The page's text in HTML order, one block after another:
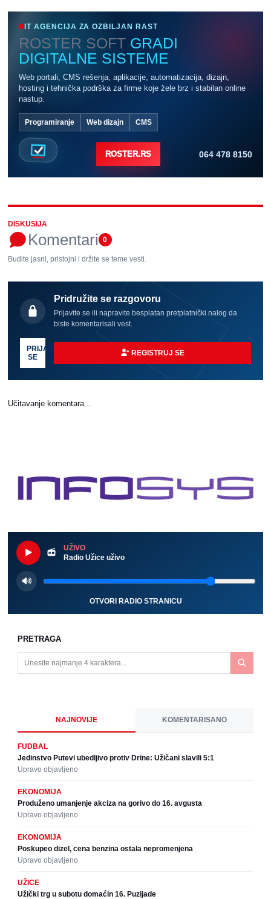
IT AGENCIJA ZA OZBILJAN RAST
ROSTER SOFT GRADI
DIGITALNE SISTEME
Web portali, CMS rešenja, aplikacije, automatizacija, dizajn,
hosting i tehnička podrška za firme koje žele brz i stabilan online
nastup.
Programiranje Web dizajn CMS
ROSTER.RS 064 478 8150
DISKUSIJA
Komentari 0
Budite jasni, pristojni i držite se teme vesti.
Pridružite se razgovoru
Prijavite se ili napravite besplatan pretplatnički nalog da
biste komentarisali vest.
PRIJAVI
SE
REGISTRUJ SE
Učitavanje komentara...
UŽIVO
Radio Užice uživo
OTVORI RADIO STRANICU
PRETRAGA
NAJNOVIJE KOMENTARISANO
FUDBAL
Jedinstvo Putevi ubedljivo protiv Drine: Užičani slavili 5:1
Upravo objavljeno
EKONOMIJA
Produženo umanjenje akciza na gorivo do 16. avgusta
Upravo objavljeno
EKONOMIJA
Poskupeo dizel, cena benzina ostala nepromenjena
Upravo objavljeno
UŽICE
Užički trg u subotu domaćin 16. Puzijade